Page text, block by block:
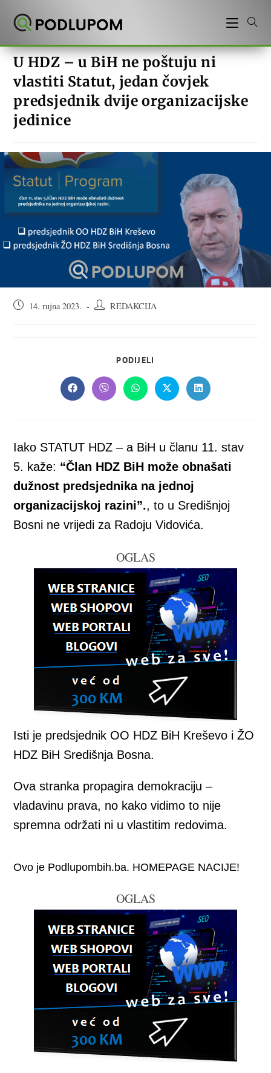
U HDZ – u BiH ne poštuju ni
vlastiti Statut, jedan čovjek
predsjednik dvije organizacijske
jedinice
Objava14. rujna 2023.
AutorREDAKCIJA
PODIJELI
CONTENT
Opens
in
Opens
in
Opens
in
Opens
in
Opens
in
Iako STATUT HDZ – a BiH u članu 11. stav
5. kaže: “Član HDZ BiH može obnašati
dužnost predsjednika na jednoj
organizacijskoj razini”., to u Središnjoj
Bosni ne vrijedi za Radoju Vidovića.
OGLAS
Isti je predsjednik OO HDZ BiH Kreševo i ŽO
HDZ BiH Središnja Bosna.
Ova stranka propagira demokraciju –
vladavinu prava, no kako vidimo to nije
spremna održati ni u vlastitim redovima.
Ovo je Podlupombih.ba. HOMEPAGE NACIJE!
OGLAS